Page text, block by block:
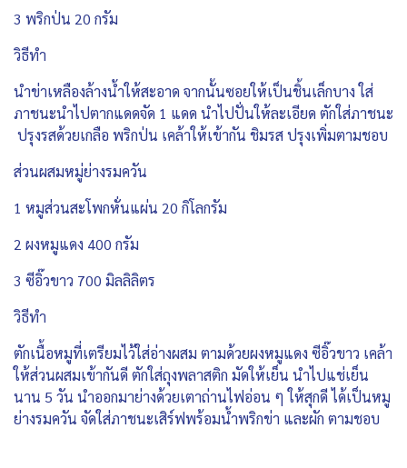
3 พริกป่น 20 กรัม
วิธีทำ
นำข่าเหลืองล้างน้ำให้สะอาด จากนั้นซอยให้เป็นชิ้นเล็กบาง ใส่
ภาชนะนำไปตากแดดจัด 1 แดด นำไปปั่นให้ละเอียด ตักใส่ภาชนะ
ปรุงรสด้วยเกลือ พริกป่น เคล้าให้เข้ากัน ชิมรส ปรุงเพิ่มตามชอบ
ส่วนผสมหมู่ย่างรมควัน
1 หมูส่วนสะโพกหั่นแผ่น 20 กิโลกรัม
2 ผงหมูแดง 400 กรัม
3 ซีอิ๊วขาว 700 มิลลิลิตร
วิธีทำ
ตักเนื้อหมูที่เตรียมไว้ใส่อ่างผสม ตามด้วยผงหมูแดง ซีอิ๊วขาว เคล้า
ให้ส่วนผสมเข้ากันดี ตักใส่ถุงพลาสติก มัดให้เย็น นำไปแช่เย็น
นาน 5 วัน นำออกมาย่างด้วยเตาถ่านไฟอ่อน ๆ ให้สุกดี ได้เป็นหมู
ย่างรมควัน จัดใส่ภาชนะเสิร์ฟพร้อมน้ำพริกข่า และผัก ตามชอบ